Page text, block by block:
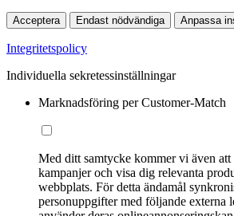
Acceptera Endast nödvändiga Anpassa
Integritetspolicy
Individuella sekretessinställningar
Marknadsföring per Customer-Match
Med ditt samtycke kommer vi även
kampanjer och visa dig relevanta
webbplats. För detta ändamål
personuppgifter med följande externa